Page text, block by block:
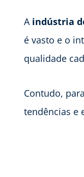
A indústria
é vasto e o
qualidade
Contudo,
tendências e